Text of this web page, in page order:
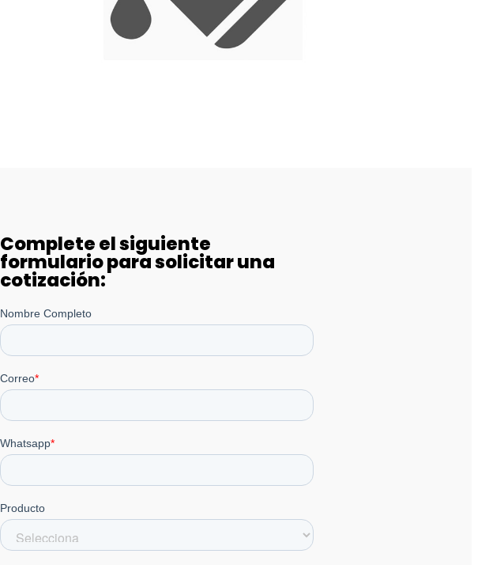
Complete el siguiente
formulario para solicitar una
cotización: